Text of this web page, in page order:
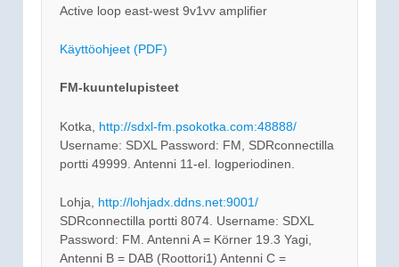
Active loop east-west 9v1vv amplifier
Käyttöohjeet (PDF)
FM-kuuntelupisteet
Kotka, http://sdxl-fm.psokotka.com:48888/
Username: SDXL Password: FM, SDRconnectilla
portti 49999. Antenni 11-el. logperiodinen.
Lohja, http://lohjadx.ddns.net:9001/
SDRconnectilla portti 8074. Username: SDXL
Password: FM. Antenni A = Körner 19.3 Yagi,
Antenni B = DAB (Roottori1) Antenni C =